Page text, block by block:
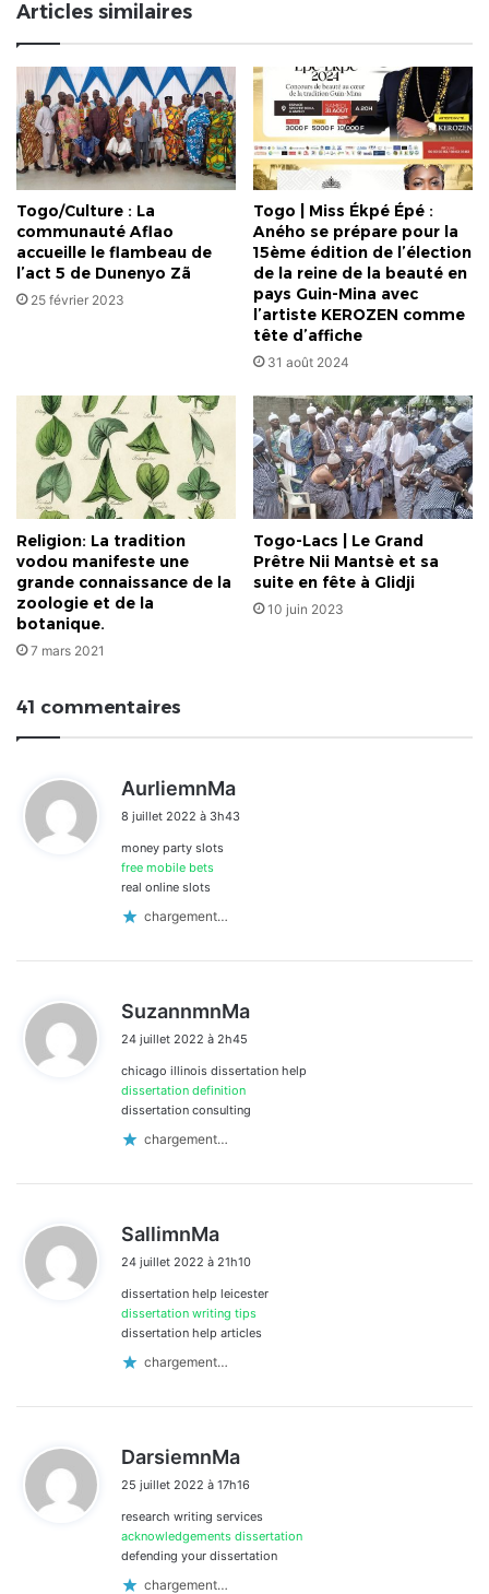
Articles similaires
Togo/Culture : La
communauté Aflao
accueille le flambeau de
l’act 5 de Dunenyo Zã
25 février 2023
Togo | Miss Ékpé Épé :
Aného se prépare pour la
15ème édition de l’élection
de la reine de la beauté en
pays Guin-Mina avec
l’artiste KEROZEN comme
tête d’affiche
31 août 2024
Religion: La tradition
vodou manifeste une
grande connaissance de la
zoologie et de la
botanique.
7 mars 2021
Togo-Lacs | Le Grand
Prêtre Nii Mantsè et sa
suite en fête à Glidji
10 juin 2023
41 commentaires
AurliemnMa
t
8 juillet 2022 à 3h43
money party slots
free mobile bets
real online slots
chargement…
SuzannmnMa
24 juillet 2022 à 2h45
chicago illinois dissertation help
dissertation definition
dissertation consulting
chargement…
SallimnMa
t
:
24 juillet 2022 à 21h10
dissertation help leicester
dissertation writing tips
dissertation help articles
chargement…
DarsiemnMa
t
:
25 juillet 2022 à 17h16
research writing services
acknowledgements dissertation
defending your dissertation
chargement…